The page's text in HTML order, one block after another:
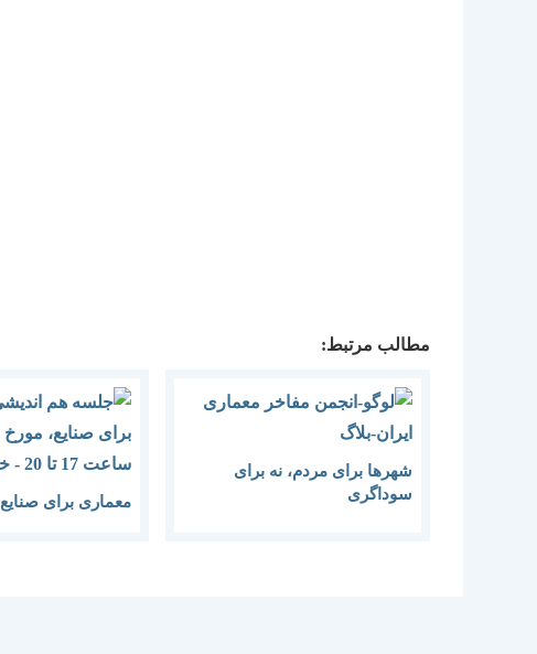
مطالب مرتبط:
شهرها برای مردم، نه برای
سوداگری
معماری برای صنایع